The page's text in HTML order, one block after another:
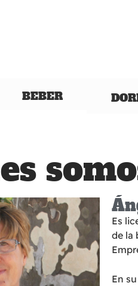
BEBER
Es
de la
En